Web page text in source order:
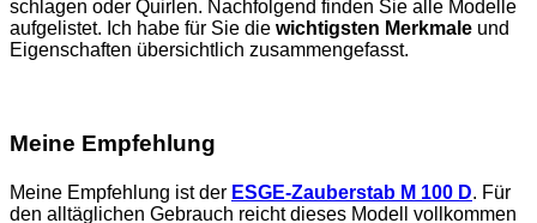
schlagen oder Quirlen. Nachfolgend finden Sie alle Modelle
aufgelistet. Ich habe für Sie die wichtigsten Merkmale und
Eigenschaften übersichtlich zusammengefasst.
Meine Empfehlung
Meine Empfehlung ist der ESGE-Zauberstab M 100 D. Für
den alltäglichen Gebrauch reicht dieses Modell vollkommen